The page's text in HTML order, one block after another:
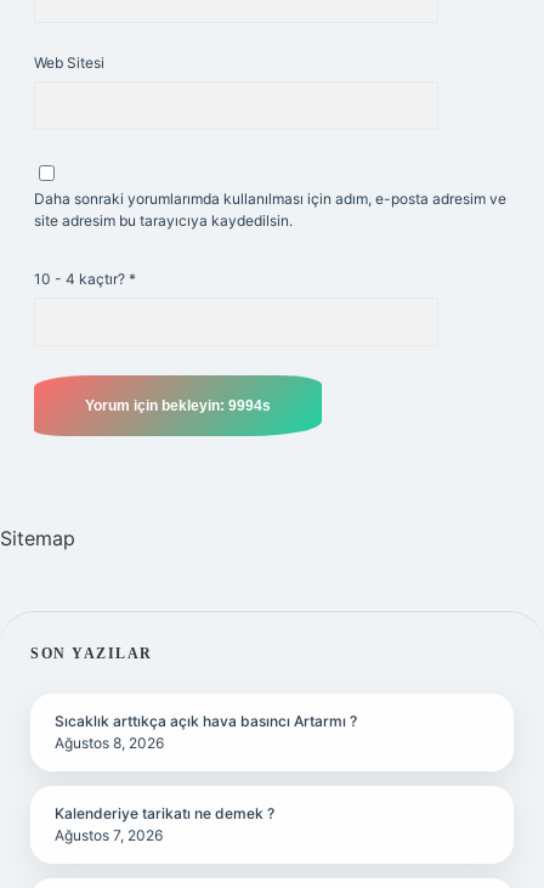
Web Sitesi
Daha sonraki yorumlarımda kullanılması için adım, e-posta adresim ve
site adresim bu tarayıcıya kaydedilsin.
10 - 4 kaçtır? *
Sitemap
SIDEBAR
SON YAZILAR
Sıcaklık arttıkça açık hava basıncı Artarmı ?
Ağustos 8, 2026
Kalenderiye tarikatı ne demek ?
Ağustos 7, 2026